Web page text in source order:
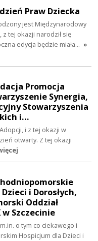
Praw Dziecka
jest Międzynarodowy
z tej okazji narodził się
edycja będzie miała… »
Promocja
Synergia,
Stowarzyszenia
i…
i z tej okazji w
otwarty. Z tej okazji
i Dorosłych,
Oddział
w Szczecinie
o tym co ciekawego i
Hospicjum dla Dzieci i